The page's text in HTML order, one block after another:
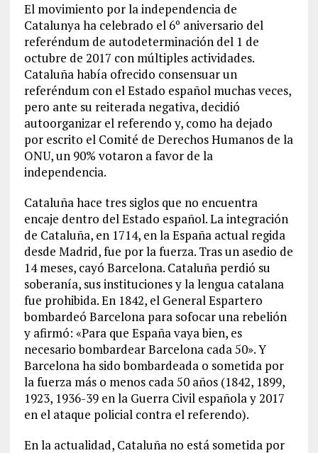
El movimiento por la independencia de
Catalunya ha celebrado el 6º aniversario del
referéndum de autodeterminación del 1 de
octubre de 2017 con múltiples actividades.
Cataluña había ofrecido consensuar un
referéndum con el Estado español muchas veces,
pero ante su reiterada negativa, decidió
autoorganizar el referendo y, como ha dejado
por escrito el Comité de Derechos Humanos de la
ONU, un 90% votaron a favor de la
independencia.
Cataluña hace tres siglos que no encuentra
encaje dentro del Estado español. La integración
de Cataluña, en 1714, en la España actual regida
desde Madrid, fue por la fuerza. Tras un asedio de
14 meses, cayó Barcelona. Cataluña perdió su
soberanía, sus instituciones y la lengua catalana
fue prohibida. En 1842, el General Espartero
bombardeó Barcelona para sofocar una rebelión
y afirmó: «Para que España vaya bien, es
necesario bombardear Barcelona cada 50». Y
Barcelona ha sido bombardeada o sometida por
la fuerza más o menos cada 50 años (1842, 1899,
1923, 1936-39 en la Guerra Civil española y 2017
en el ataque policial contra el referendo).
En la actualidad, Cataluña no está sometida por